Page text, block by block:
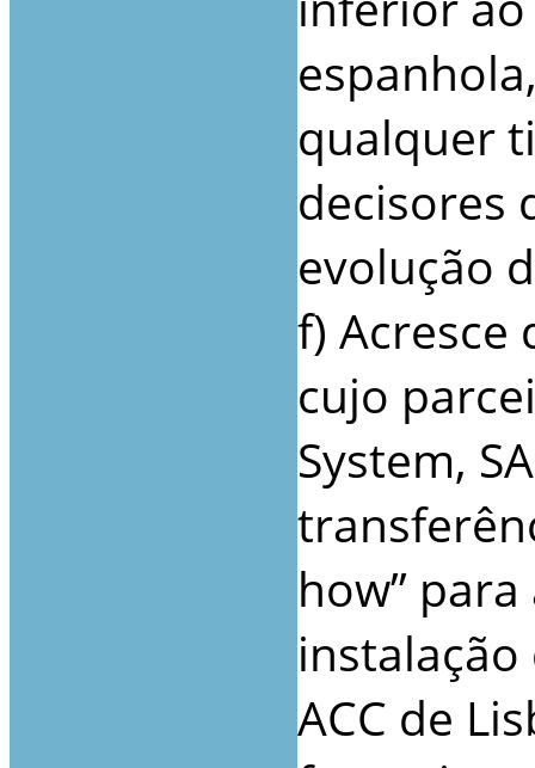
qualquer
decisores
evolução
f) Acresce
cujo
System,
how” para
ACC de